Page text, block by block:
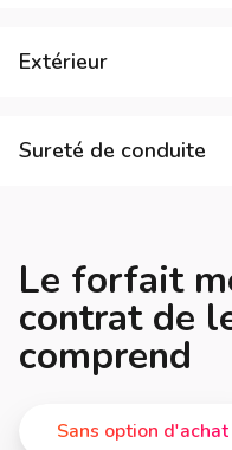
Extérieur
Sureté de conduite
Le forfait
contrat de
comprend
Sans option d'achat